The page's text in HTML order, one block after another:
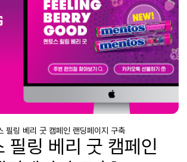
필링 베리 굿 캠페인 랜딩페이지 구축
필링 베리 굿 캠페인